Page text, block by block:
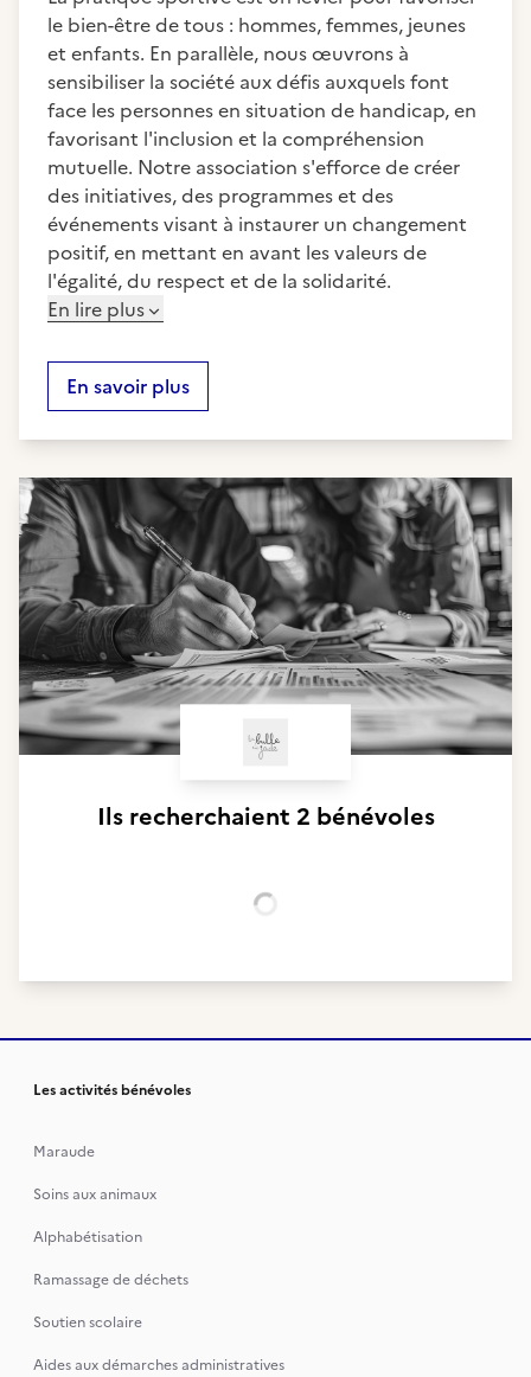
le bien-être de tous : hommes, femmes, jeunes
et enfants. En parallèle, nous œuvrons à
sensibiliser la société aux défis auxquels font
face les personnes en situation de handicap, en
favorisant l'inclusion et la compréhension
mutuelle. Notre association s'efforce de créer
des initiatives, des programmes et des
événements visant à instaurer un changement
positif, en mettant en avant les valeurs de
l'égalité, du respect et de la solidarité.
En lire plus
En savoir plus
Ils recherchaient 2 bénévoles
Les activités bénévoles
Maraude
Soins aux animaux
Alphabétisation
Ramassage de déchets
Soutien scolaire
Aides aux démarches administratives